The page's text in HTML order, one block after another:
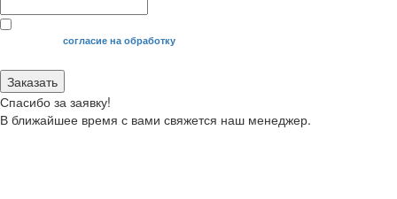
Я даю своесогласие на обработку
Заказать
Спасибо за заявку!
В ближайшее время с вами свяжется наш менеджер.